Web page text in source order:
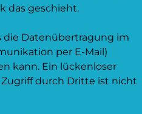
das geschieht.
die Datenübertragung im
per E-Mail)
kann. Ein lückenloser
durch Dritte ist nicht